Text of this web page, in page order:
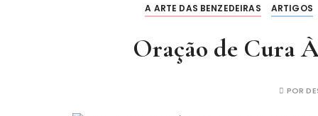
A ARTE DAS BENZEDEIRAS ARTIGOS
Oração de Cura
POR